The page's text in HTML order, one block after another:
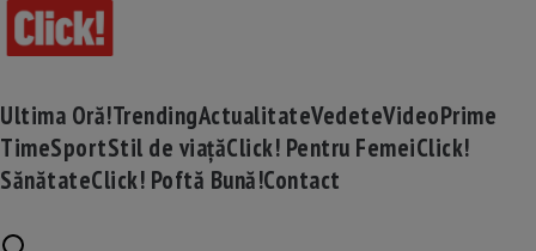
Ultima Oră!TrendingActualitateVedeteVideoPrime
TimeSportStil de viațăClick! Pentru FemeiClick!
SănătateClick! Poftă Bună!Contact